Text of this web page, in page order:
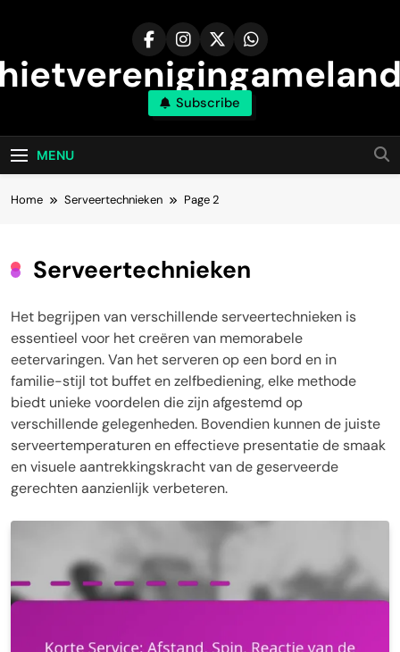
Subscribe
MENU
Home Serveertechnieken Page 2
Serveertechnieken
Het begrijpen van verschillende serveertechnieken is
essentieel voor het creëren van memorabele
eetervaringen. Van het serveren op een bord en in
familie-stijl tot buffet en zelfbediening, elke methode
biedt unieke voordelen die zijn afgestemd op
verschillende gelegenheden. Bovendien kunnen de juiste
serveertemperaturen en effectieve presentatie de smaak
en visuele aantrekkingskracht van de geserveerde
gerechten aanzienlijk verbeteren.